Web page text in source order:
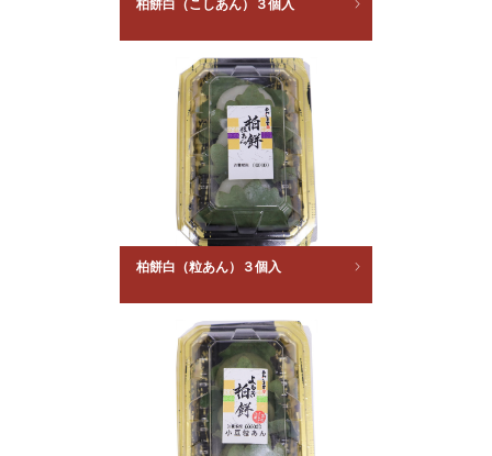
柏餅白（こしあん）３個入
柏餅白（粒あん）３個入